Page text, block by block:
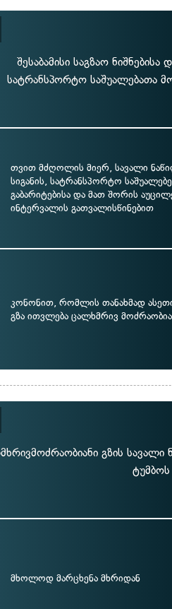
შესაბამისი საგზაო
სატრანსპორტო საშუალებათა
თვით მძღოლის მიერ, სავალი
სიგანის, სატრანსპორტო
გაბარიტებისა და მათ შორის
ინტერვალის გათვალისწინებით
კონონით, რომლის თანახმად
გზა ითვლება ცალხმრივ
გზის
მხოლოდ მარცხენა მხრიდან